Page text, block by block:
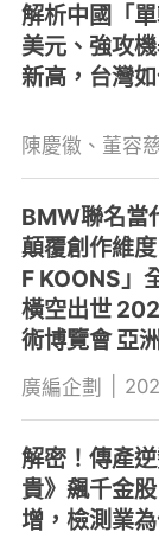
解析中國「
美元、強攻
新高，台灣
陳慶徽、董容
BMW聯名當
顛覆創作維
F KOONS」
橫空出世
術博覽會 亞
廣編企劃
解密！傳產
貴》飆千金
增，檢測業